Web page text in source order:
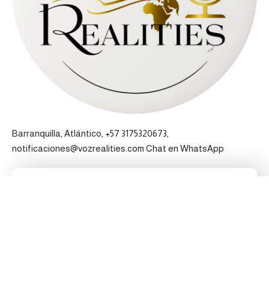
Barranquilla, Atlántico, +57 3175320673,
notificaciones@vozrealities.com Chat en WhatsApp